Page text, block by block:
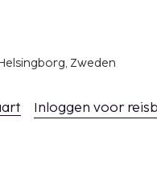
Zweden
Inloggen voor